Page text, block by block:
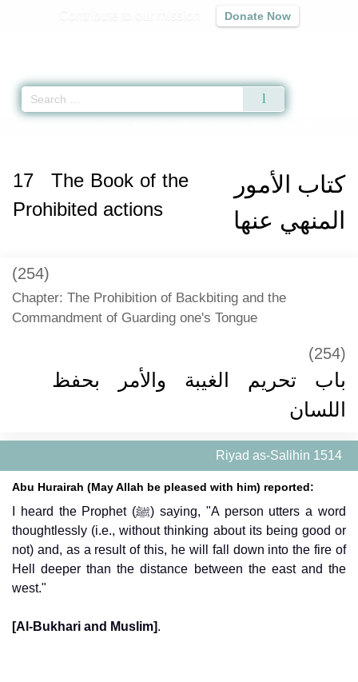
Donate Now
كتاب الأمور
المنهي عنها
17
The Book of the
Prohibited actions
(254)
Chapter: The Prohibition of Backbiting and the
Commandment of Guarding one's Tongue
(254)
باب تحريم الغيبة والأمر بحفظ
اللسان
Riyad as-Salihin 1514
Abu Hurairah (May Allah be pleased with him) reported:
I heard the Prophet (ﷺ) saying, "A person utters a word
thoughtlessly (i.e., without thinking about its being good or
not) and, as a result of this, he will fall down into the fire of
Hell deeper than the distance between the east and the
west."
[Al-Bukhari and Muslim].